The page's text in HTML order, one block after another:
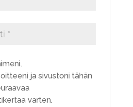
ja sivustoni tähän
varten.